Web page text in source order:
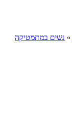
» נשים במתמטיקה